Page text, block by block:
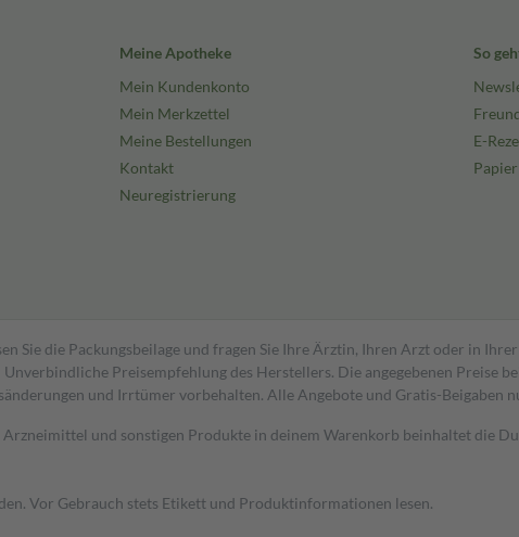
Meine Apotheke
Mein Kundenkonto
Mein Merkzettel
Meine Bestellungen
Kontakt
Neuregistrierung
So
E-
Sie die Packungsbeilage und fragen Sie Ihre Ärztin, Ihren Arzt oder in
Preisempfehlung des Herstellers. Die angegebenen Preise
und Irrtümer vorbehalten. Alle Angebote und Gratis-Beigaben
und sonstigen Produkte in deinem Warenkorb beinhaltet die
Vor Gebrauch stets Etikett und Produktinformationen lesen.